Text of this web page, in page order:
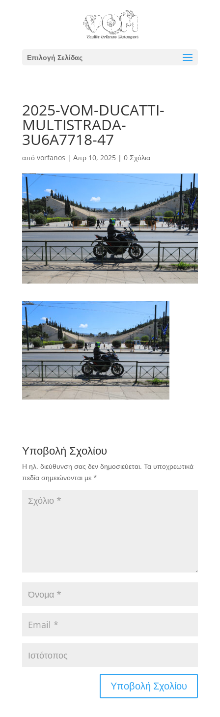
Επιλογή Σελίδας
2025-VOM-DUCATTI-
MULTISTRADA-
3U6A7718-47
από vorfanos | Απρ 10, 2025| 0 Σχόλια
Υποβολή Σχολίου
Η ηλ. διεύθυνση σας δεν δημοσιεύεται. Τα υποχρεωτικά
πεδία σημειώνονται με *